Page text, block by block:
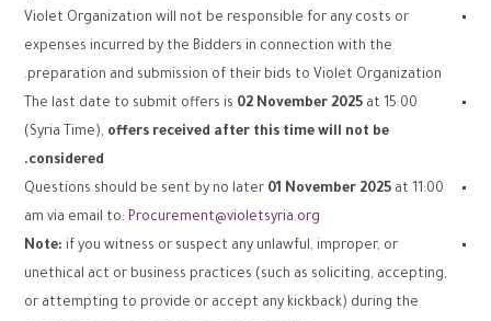
Violet Organization will not be responsible for any costs or
expenses incurred by the Bidders in connection with the
preparation and submission of their bids to Violet Organization.
The last date to submit offers is 02 November 2025 at 15:00
(Syria Time), offers received after this time will not be
considered.
Questions should be sent by no later 01 November 2025 at 11:00
am via email to: Procurement@violetsyria.org
Note: if you witness or suspect any unlawful, improper, or
unethical act or business practices (such as soliciting, accepting,
or attempting to provide or accept any kickback) during the